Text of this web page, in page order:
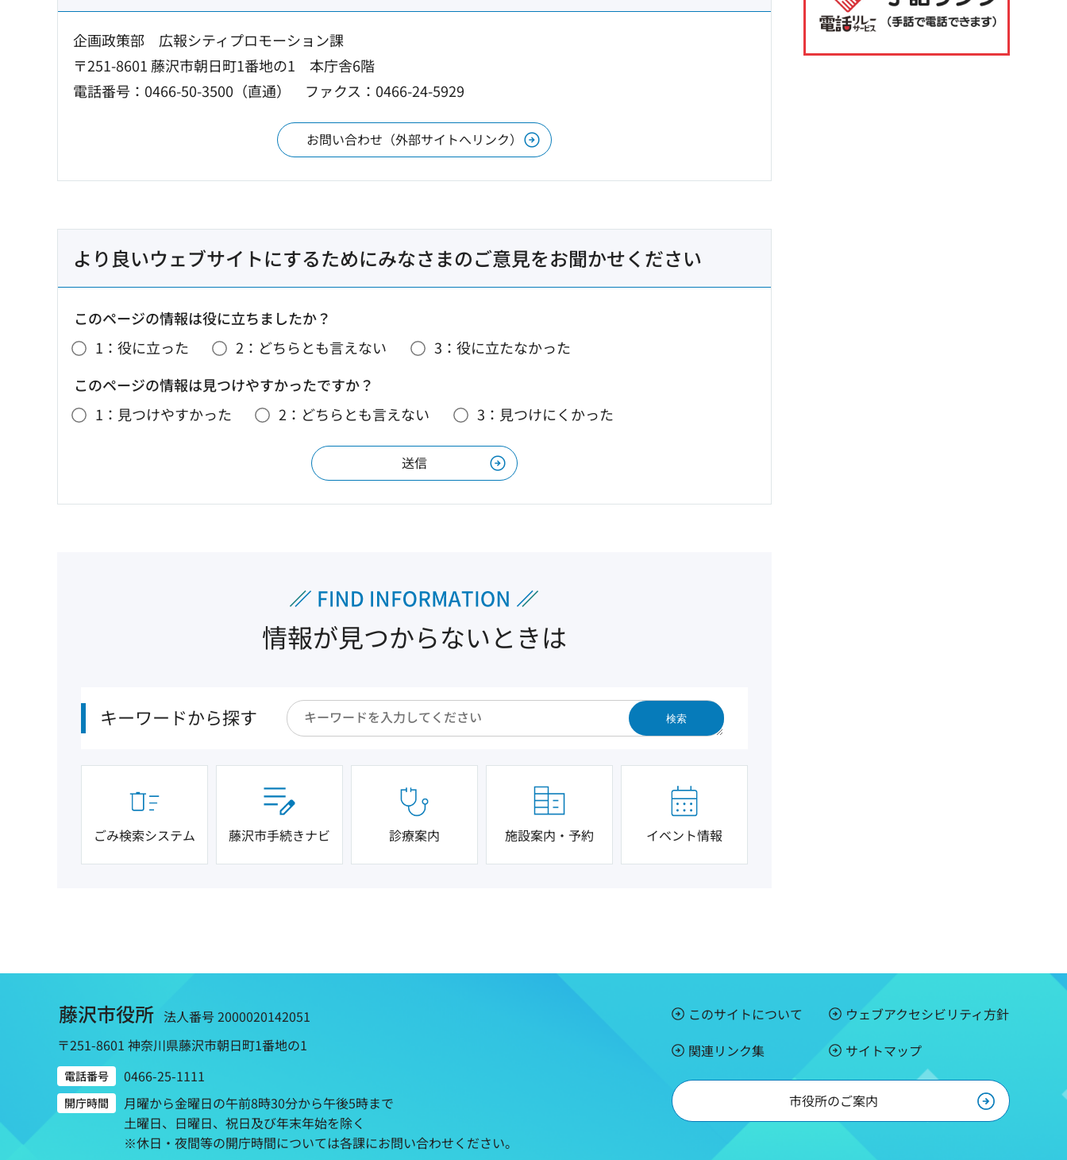
企画政策部 広報シティプロモーション課
〒251-8601 藤沢市朝日町1番地の1 本庁舎6階
電話番号：0466-50-3500（直通）
ファクス：0466-24-5929
お問い合わせ（外部サイトへリンク）
より良いウェブサイトにするためにみなさまのご意見をお聞かせください
このページの情報は役に立ちましたか？
1：役に立った
2：どちらとも言えない
3：役に立たなかった
このページの情報は見つけやすかったですか？
1：見つけやすかった
2：どちらとも言えない 3：見つけにくかった
情報が見つからないときは
キーワードから探す 検索
ごみ検索システム 藤沢市手続きナビ 診療案内 施設案内・予約 イベント情報
藤沢市役所 法人番号 2000020142051
〒251-8601 神奈川県藤沢市朝日町1番地の1
電話番号 0466-25-1111
開庁時間
月曜から金曜日の午前8時30分から午後5時まで
土曜日、日曜日、祝日及び年末年始を除く
※休日・夜間等の開庁時間については各課にお問い合わせください。
このサイトについて
ウェブアクセシビリティ方針
関連リンク集
サイトマップ
市役所のご案内